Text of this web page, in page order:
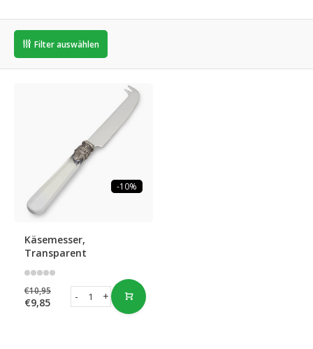
Filter auswählen
-10%
Käsemesser,
Transparent
€10,95
€9,85 +
-